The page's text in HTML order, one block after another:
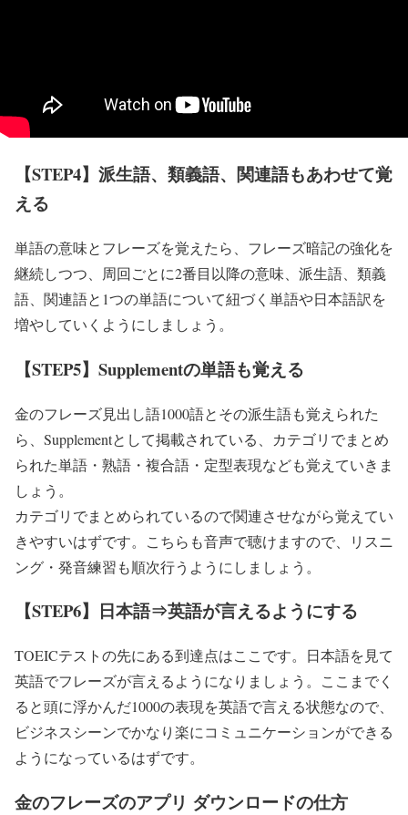
【STEP4】派生語、類義語、関連語もあわせて覚
える
単語の意味とフレーズを覚えたら、フレーズ暗記の強化を
継続しつつ、周回ごとに2番目以降の意味、派生語、類義
語、関連語と1つの単語について紐づく単語や日本語訳を
増やしていくようにしましょう。
【STEP5】Supplementの単語も覚える
金のフレーズ見出し語1000語とその派生語も覚えられた
ら、Supplementとして掲載されている、カテゴリでまとめ
られた単語・熟語・複合語・定型表現なども覚えていきま
しょう。
カテゴリでまとめられているので関連させながら覚えてい
きやすいはずです。こちらも音声で聴けますので、リスニ
ング・発音練習も順次行うようにしましょう。
【STEP6】日本語⇒英語が言えるようにする
TOEICテストの先にある到達点はここです。日本語を見て
英語でフレーズが言えるようになりましょう。ここまでく
ると頭に浮かんだ1000の表現を英語で言える状態なので、
ビジネスシーンでかなり楽にコミュニケーションができる
ようになっているはずです。
金のフレーズのアプリ ダウンロードの仕方